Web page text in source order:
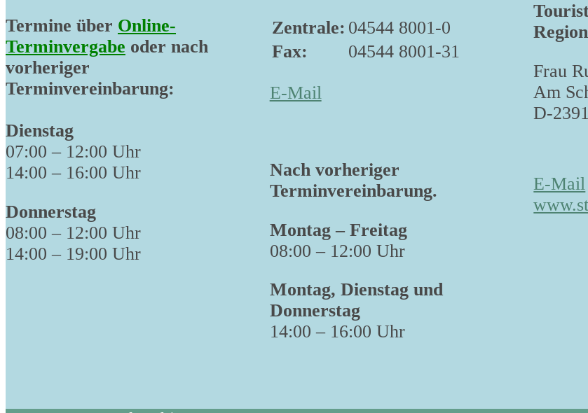
Termine über Online-
Terminvergabe oder nach
vorheriger
Terminvereinbarung:
Dienstag
07:00 – 12:00 Uhr
14:00 – 16:00 Uhr
Donnerstag
08:00 – 12:00 Uhr
14:00 – 19:00 Uhr
Zentrale: 04544 8001-0
Fax:
04544 8001-31
E-Mail
Nach vorheriger
Terminvereinbarung.
Montag – Freitag
08:00 – 12:00 Uhr
Montag, Dienstag und
Donnerstag
14:00 – 16:00 Uhr
Region
Frau
Am
D-
E-Mail